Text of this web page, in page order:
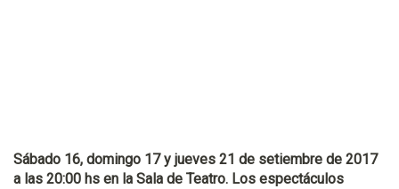
Sábado 16, domingo 17 y jueves 21 de setiembre de 2017
a las 20:00 hs en la Sala de Teatro. Los espectáculos